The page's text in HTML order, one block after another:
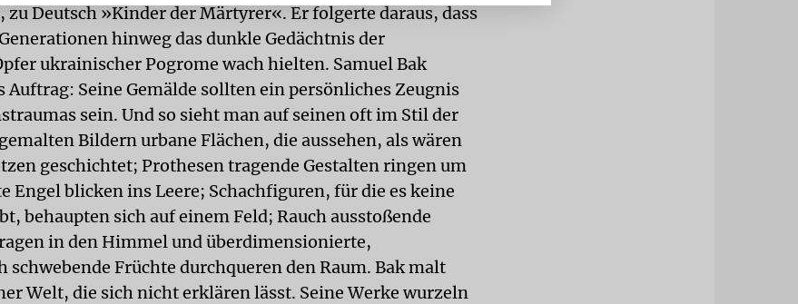
zu Deutsch »Kinder der Märtyrer«. Er folgerte daraus, dass
hinweg das dunkle Gedächtnis der
ukrainischer Pogrome wach hielten. Samuel Bak
Auftrag: Seine Gemälde sollten ein persönliches Zeugnis
sein. Und so sieht man auf seinen oft im Stil der
Bildern urbane Flächen, die aussehen, als wären
geschichtet; Prothesen tragende Gestalten ringen um
Engel blicken ins Leere; Schachfiguren, für die es keine
behaupten sich auf einem Feld; Rauch ausstoßende
in den Himmel und überdimensionierte,
schwebende Früchte durchqueren den Raum. Bak malt
Welt, die sich nicht erklären lässt. Seine Werke wurzeln